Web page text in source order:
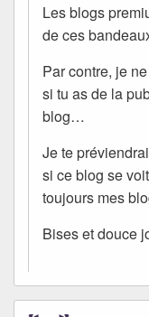
Les blogs
de ces
Par contre, je
si tu as de la
blog…
Je te
si ce blog se
toujours mes
Bises et douce